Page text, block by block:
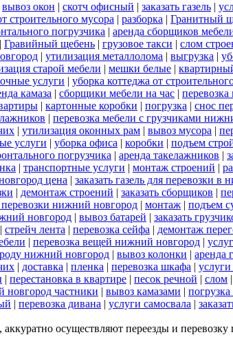
вывоз окон | скотч офисный | заказать газель |
строительного мусора | разборка | Гранитный
погрузчика | аренда сборщиков
| Гравийный щебень | грузовое такси | слом
| утилизация металлолома | выгрузка |
старой мебели | мешки белые |
услуги | уборка коттеджа от
камаза | сборщики мебели на час | перевозка
| картонные коробки | погрузка | снос
| перевозка мебели с грузчиками
| утилизация оконных рам | вывоз мусора |
услуги | уборка офиса | коробки | подъем
погрузчика | аренда такелажников |
| транспортные услуги | монтаж строений |
цена | заказать газель для перевозки в
| демонтаж строений | заказать сборщиков |
нижний новгород | монтаж | подъем
новгород | вывоз батарей | заказать
| стрейч лента | перевозка сейфа | демонтаж
| перевозка вещей нижний новгород |
нижний новгород | вывоз колонки | аренда
| доставка | пленка | перевозка шкафа |
| перестановка в квартире | песок речной | слом |
новгород частники | вывоз камазами |
| перевозка дивана | услуги самосвала |
осуществляют переезды и